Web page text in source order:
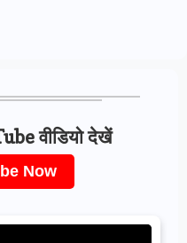
वीडियो देखें
Now